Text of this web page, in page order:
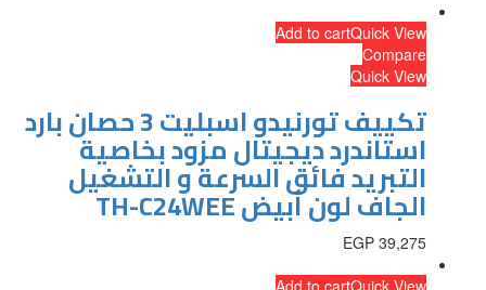
Add to cartQuick View
Compare
Quick View
تكييف تورنيدو اسبليت 3 حصان بارد
استاندرد ديجيتال مزود بخاصية
التبريد فائق السرعة و التشغيل
الجاف لون أبيض TH-C24WEE
EGP 39,275
Add to cartQuick View